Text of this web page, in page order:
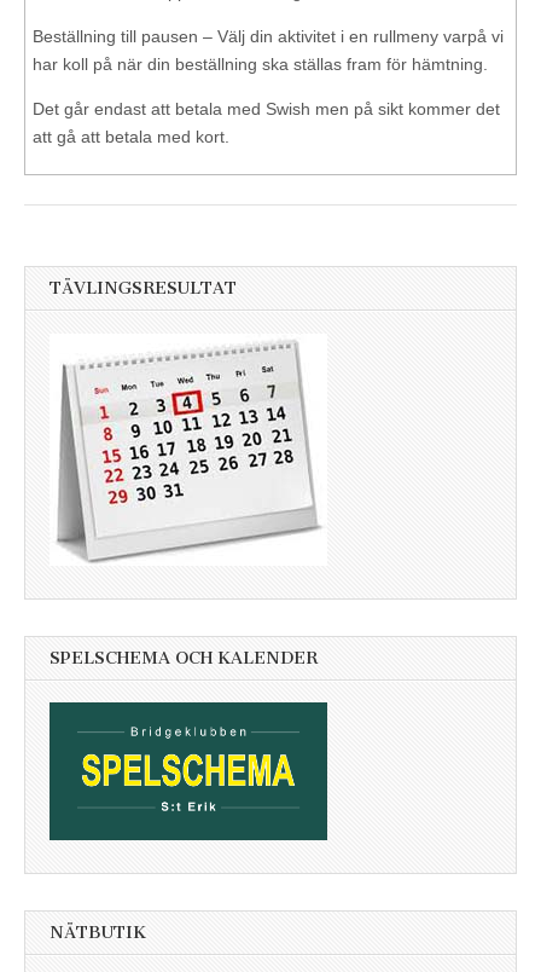
Beställning till pausen – Välj din aktivitet i en rullmeny varpå vi
har koll på när din beställning ska ställas fram för hämtning.
Det går endast att betala med Swish men på sikt kommer det
att gå att betala med kort.
TÄVLINGSRESULTAT
SPELSCHEMA OCH KALENDER
NÄTBUTIK